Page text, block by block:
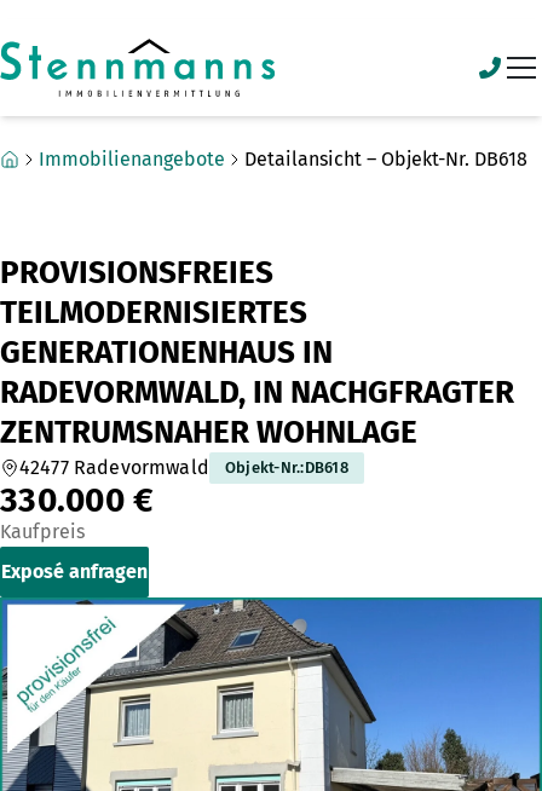
Zum Fuß springen
Immobilienangebote Detailansicht – Objekt-Nr. DB618
PROVISIONSFREIES
TEILMODERNISIERTES
GENERATIONENHAUS IN
RADEVORMWALD, IN NACHGFRAGTER
ZENTRUMSNAHER WOHNLAGE
42477 Radevormwald Objekt-Nr.:DB618
330.000 €
Kaufpreis
Exposé anfragen